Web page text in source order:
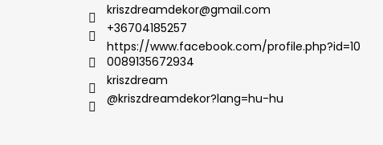
kriszdreamdekor@gmail.com
+36704185257
https://www.facebook.com/profile.php?id=10
0089135672934
kriszdream
@kriszdreamdekor?lang=hu-hu